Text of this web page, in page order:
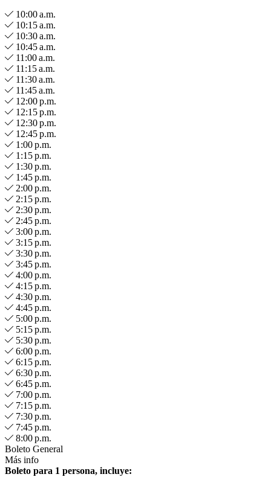
10:00 a.m.
10:15 a.m.
10:30 a.m.
10:45 a.m.
11:00 a.m.
11:15 a.m.
11:30 a.m.
11:45 a.m.
12:00 p.m.
12:15 p.m.
12:30 p.m.
12:45 p.m.
1:00 p.m.
1:15 p.m.
1:30 p.m.
1:45 p.m.
2:00 p.m.
2:15 p.m.
2:30 p.m.
2:45 p.m.
3:00 p.m.
3:15 p.m.
3:30 p.m.
3:45 p.m.
4:00 p.m.
4:15 p.m.
4:30 p.m.
4:45 p.m.
5:00 p.m.
5:15 p.m.
5:30 p.m.
6:00 p.m.
6:15 p.m.
6:30 p.m.
6:45 p.m.
7:00 p.m.
7:15 p.m.
7:30 p.m.
7:45 p.m.
8:00 p.m.
Boleto General
Más info
Boleto para 1 persona, incluye: